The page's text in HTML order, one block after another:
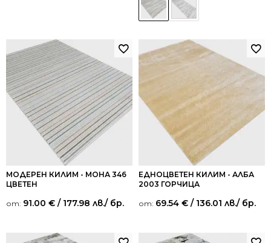
МОДЕРЕН КИЛИМ - МОНА 346
ЦВЕТЕН
от: 91.00 € / 177.98 лв./ бр.
ЕДНОЦВЕТЕН КИЛИМ - АЛБА
2003 ГОРЧИЦА
от: 69.54 € / 136.01 лв./ бр.